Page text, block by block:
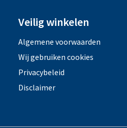
Veilig winkelen
Algemene voorwaarden
Wij gebruiken cookies
Privacybeleid
Disclaimer